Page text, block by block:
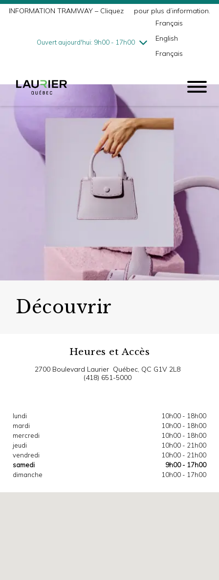
INFORMATION TRAMWAY – Cliquez pour plus d’information.
Ouvert aujourd'hui: 9h00 - 17h00
mercredi7/29
10h00 - 18h00
vendredi7/31
10h00 - 21h00
Français
English
Français
Découvrir
Heures et Accès
2700 Boulevard Laurier Québec, QC G1V 2L8
(418) 651-5000
lundi
10h00 - 18h00
mardi
10h00 - 18h00
mercredi
10h00 - 18h00
jeudi
10h00 - 21h00
vendredi
10h00 - 21h00
samedi
9h00 - 17h00
dimanche
10h00 - 17h00